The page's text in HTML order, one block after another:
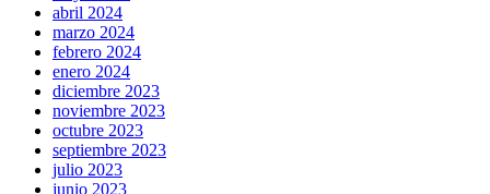
abril 2024
marzo 2024
febrero 2024
enero 2024
diciembre 2023
noviembre 2023
octubre 2023
septiembre 2023
julio 2023
junio 2023